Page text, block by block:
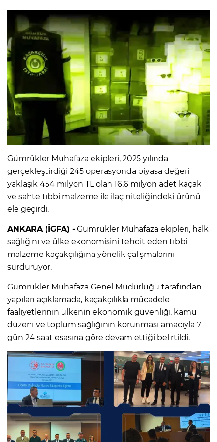
Gümrükler Muhafaza ekipleri, 2025 yılında
gerçekleştirdiği 245 operasyonda piyasa değeri
yaklaşık 454 milyon TL olan 16,6 milyon adet kaçak
ve sahte tıbbi malzeme ile ilaç niteliğindeki ürünü
ele geçirdi.
ANKARA (İGFA) - Gümrükler Muhafaza ekipleri, halk
sağlığını ve ülke ekonomisini tehdit eden tıbbi
malzeme kaçakçılığına yönelik çalışmalarını
sürdürüyor.
Gümrükler Muhafaza Genel Müdürlüğü tarafından
yapılan açıklamada, kaçakçılıkla mücadele
faaliyetlerinin ülkenin ekonomik güvenliği, kamu
düzeni ve toplum sağlığının korunması amacıyla 7
gün 24 saat esasına göre devam ettiği belirtildi.